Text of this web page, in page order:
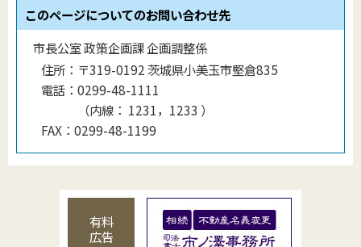
このページについてのお問い合わせ先
市長公室 政策企画課 企画調整係
住所： 〒319-0192 茨城県小美玉市堅倉835
電話： 0299-48-1111
（内線 ： 1231，1233 ）
FAX： 0299-48-1199
有料
広告